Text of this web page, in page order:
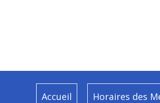
Accueil Horaires des